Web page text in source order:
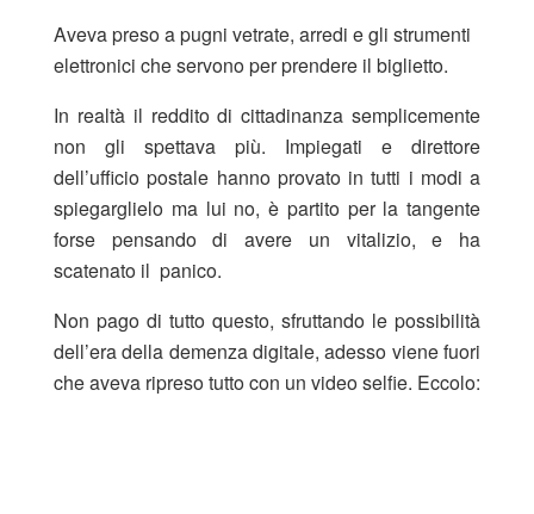
Aveva preso a pugni vetrate, arredi e gli strumenti
elettronici che servono per prendere il biglietto.
In realtà il reddito di cittadinanza semplicemente
non gli spettava più. Impiegati e direttore
dell’ufficio postale hanno provato in tutti i modi a
spiegarglielo ma lui no, è partito per la tangente
forse pensando di avere un vitalizio, e ha
scatenato il panico.
Non pago di tutto questo, sfruttando le possibilità
dell’era della demenza digitale, adesso viene fuori
che aveva ripreso tutto con un video selfie. Eccolo: